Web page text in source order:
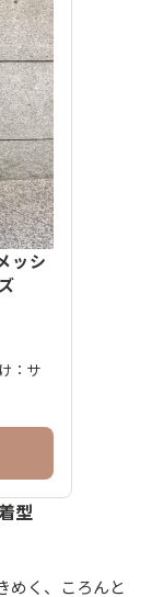
ッシ
：サ
型
めく、ころんと